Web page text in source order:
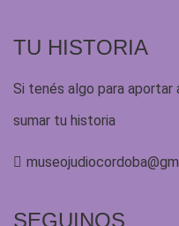
TU HISTORIA
Si tenés algo para aportar
sumar tu historia
SEGUINOS